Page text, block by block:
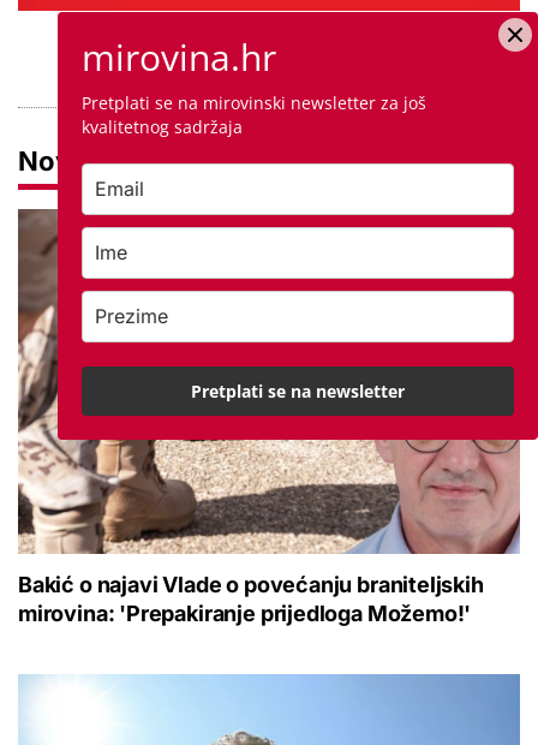
PROVJERITE PONUDU
Novosti
Bakić o najavi Vlade o povećanju braniteljskih
mirovina: 'Prepakiranje prijedloga Možemo!'
mirovina.hr
Pretplati se na mirovinski newsletter za još
kvalitetnog sadržaja
Pretplati se na newsletter